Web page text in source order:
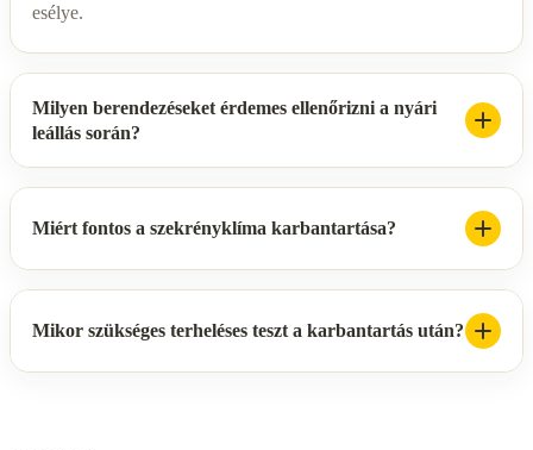
esélye.
Milyen berendezéseket érdemes ellenőrizni a nyári
leállás során?
Miért fontos a szekrényklíma karbantartása?
Mikor szükséges terheléses teszt a karbantartás után?